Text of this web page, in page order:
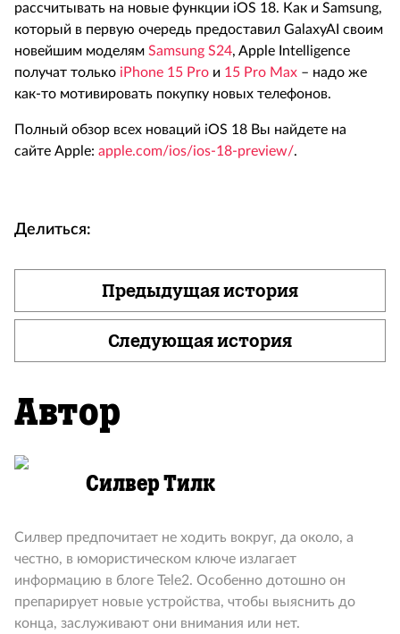
рассчитывать на новые функции iOS 18. Как и Samsung,
который в первую очередь предоставил GalaxyAI своим
новейшим моделям Samsung S24, Apple Intelligence
получат только iPhone 15 Pro и 15 Pro Max – надо же
как-то мотивировать покупку новых телефонов.
Полный обзор всех новаций iOS 18 Вы найдете на
сайте Apple: apple.com/ios/ios-18-preview/.
Делиться:
Предыдущая история
Следующая история
Автор
Силвер Тилк
Силвер предпочитает не ходить вокруг, да около, а
честно, в юмористическом ключе излагает
информацию в блоге Tele2. Особенно дотошно он
препарирует новые устройства, чтобы выяснить до
конца, заслуживают они внимания или нет.